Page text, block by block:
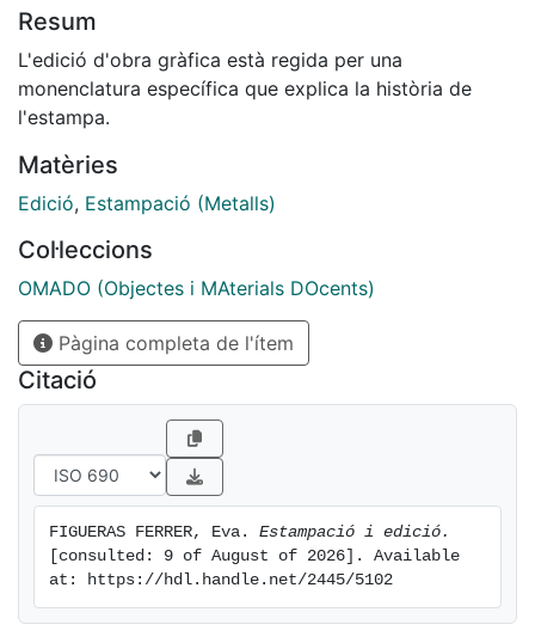
Resum
L'edició d'obra gràfica està regida per una
monenclatura específica que explica la història de
l'estampa.
Matèries
Edició, Estampació (Metalls)
Col·leccions
OMADO (Objectes i MAterials DOcents)
Pàgina completa de l'ítem
Citació
FIGUERAS FERRER, Eva. Estampació i edició.
[consulted: 9 of August of 2026]. Available
at: https://hdl.handle.net/2445/5102